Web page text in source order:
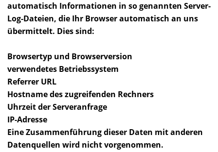
automatisch Informationen in so genannten Server-
Log-Dateien, die Ihr Browser automatisch an uns
übermittelt. Dies sind:
Browsertyp und Browserversion
verwendetes Betriebssystem
Referrer URL
Hostname des zugreifenden Rechners
Uhrzeit der Serveranfrage
IP-Adresse
Eine Zusammenführung dieser Daten mit anderen
Datenquellen wird nicht vorgenommen.